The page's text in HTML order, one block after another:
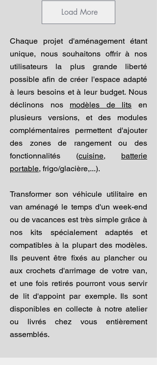
Load More
Chaque projet d'aménagement étant
unique, nous souhaitons offrir à nos
utilisateurs la plus grande liberté
possible afin de créer l'espace adapté
à leurs besoins et à leur budget. Nous
déclinons nos modèles de lits en
plusieurs versions, et des modules
complémentaires permettent d'ajouter
des zones de rangement ou des
fonctionnalités (cuisine, batterie
portable, frigo/glacière,...).
Transformer son véhicule utilitaire en
van aménagé le temps d'un week-end
ou de vacances est très simple grâce à
nos kits spécialement adaptés et
compatibles à la plupart des modèles.
Ils peuvent être fixés au plancher ou
aux crochets d'arrimage de votre van,
et une fois retirés pourront vous servir
de lit d'appoint par exemple. Ils sont
disponibles en collecte à notre atelier
ou livrés chez vous entièrement
assemblés.